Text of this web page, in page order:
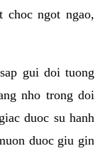
choc ngot ngao,
gui doi tuong
nho trong doi
duoc su hanh
duoc giu gin